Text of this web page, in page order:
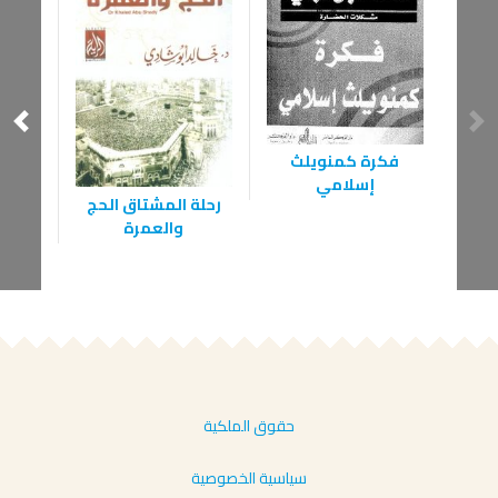
فكرة كمنويلث
إسلامي
رحلة المشتاق الحج
والعمرة
حقوق الملكية
سياسية الخصوصية